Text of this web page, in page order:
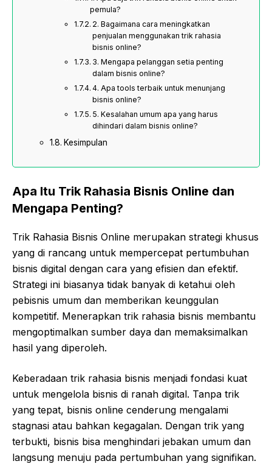
pemula?
2. Bagaimana cara meningkatkan
penjualan menggunakan trik rahasia
bisnis online?
3. Mengapa pelanggan setia penting
dalam bisnis online?
4. Apa tools terbaik untuk menunjang
bisnis online?
5. Kesalahan umum apa yang harus
dihindari dalam bisnis online?
Kesimpulan
Apa Itu Trik Rahasia Bisnis Online dan
Mengapa Penting?
Trik Rahasia Bisnis Online merupakan strategi khusus
yang di rancang untuk mempercepat pertumbuhan
bisnis digital dengan cara yang efisien dan efektif.
Strategi ini biasanya tidak banyak di ketahui oleh
pebisnis umum dan memberikan keunggulan
kompetitif. Menerapkan trik rahasia bisnis membantu
mengoptimalkan sumber daya dan memaksimalkan
hasil yang diperoleh.
Keberadaan trik rahasia bisnis menjadi fondasi kuat
untuk mengelola bisnis di ranah digital. Tanpa trik
yang tepat, bisnis online cenderung mengalami
stagnasi atau bahkan kegagalan. Dengan trik yang
terbukti, bisnis bisa menghindari jebakan umum dan
langsung menuju pada pertumbuhan yang signifikan.